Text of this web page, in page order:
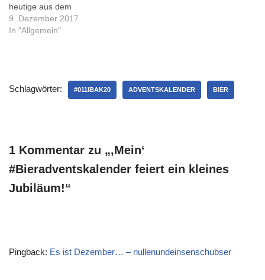
heutige aus dem
Craftbeerkontor Hannover-
Kalender ist vom
symphatisch - und auch das
Bier ist ziemlich gut.
9. Dezember 2017
In "Allgemein"
Schlagwörter: #011IBAK20 ADVENTSKALENDER BIER
1 Kommentar zu „‚Mein‘
#Bieradventskalender feiert ein kleines
Jubiläum!“
Pingback: Es ist Dezember… – nullenundeinsenschubser